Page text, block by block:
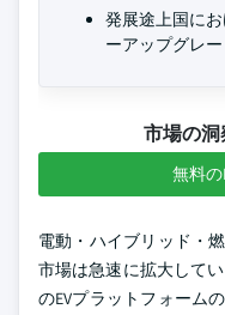
発展途上国に
ーアップグレ
市場の
無料
電動・ハイブリッド・
市場は急速に拡大して
のEVプラットフォーム